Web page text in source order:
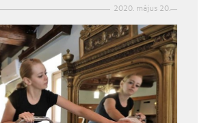
2020. május 20.